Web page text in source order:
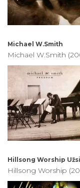
Michael W.Smith
Michael W.Smith
Hillsong Worship
Hillsong Worship